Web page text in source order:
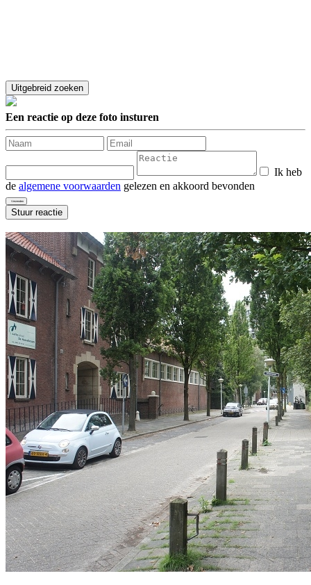
Een reactie op deze foto insturen
Ik heb
de algemene voorwaarden gelezen en akkoord bevonden